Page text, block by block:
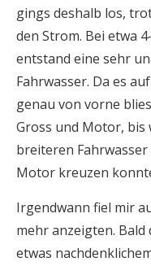
gings deshalb los,
den Strom. Bei etwa
entstand eine sehr
Fahrwasser. Da es
genau von vorne
Gross und Motor, bis
breiteren
Motor kreuzen
Irgendwann fiel mir
mehr anzeigten.
etwas